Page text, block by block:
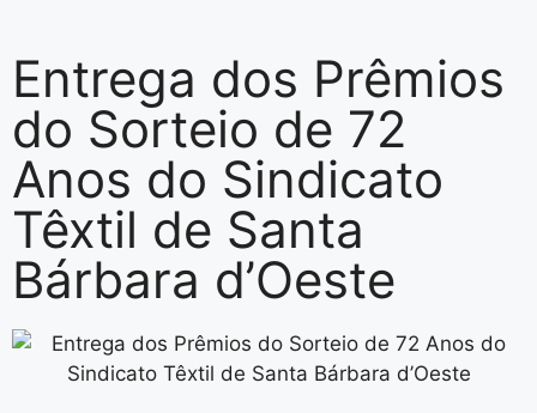
Entrega dos Prêmios
do Sorteio de 72
Anos do Sindicato
Têxtil de Santa
Bárbara d’Oeste